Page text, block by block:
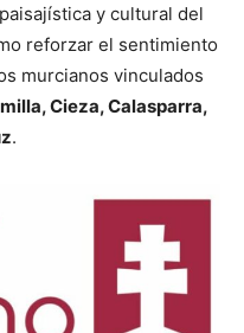
y cultural del
reforzar el sentimiento
murcianos vinculados
Cieza, Calasparra,
.